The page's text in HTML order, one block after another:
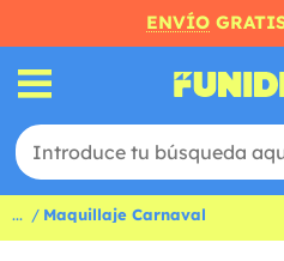
ENVÍO
... Maquillaje Carnaval